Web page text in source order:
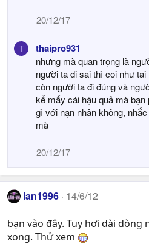
20/12/17
T thaipro931
nhưng mà quan trọng là
người ta đi sai thì coi như
còn người ta đi đúng và
kể mấy cái hậu quả mà
gì với nạn nhân không,
mà
20/12/17
lan1996 14/6/12
bạn vào đây. Tuy hơi dài
xong. Thử xem